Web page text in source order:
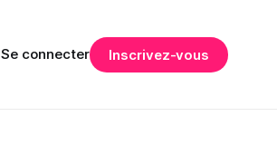
Se connecter Inscrivez-vous